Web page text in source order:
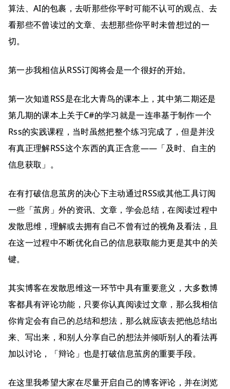
算法、AI的包裹，去听那些你平时可能不认可的观点、去
看那些不曾读过的文章、去想那些你平时未曾想过的一
切。
第一步我相信从RSS订阅将会是一个很好的开始。
第一次知道RSS是在北大青鸟的课本上，其中第二期还是
第几期的课本上关于C#的学习就是一连串基于制作一个
Rss的实践课程，当时虽然把整个练习完成了，但是并没
有真正理解RSS这个东西的真正含意——「及时、自主的
信息获取」。
在有打破信息茧房的决心下主动通过RSS或其他工具订阅
一些「茧房」外的资讯、文章，学会总结，在阅读过程中
发散思维，理解或去拥有自己不曾有过的视角及看法，且
在这一过程中不断优化自己的信息获取能力更是其中的关
键。
其实博客在发散思维这一环节中具有重要意义，大多数博
客都具有评论功能，只要你认真阅读过文章，那么我相信
你肯定会有自己的总结和想法，那么就应该去把他总结出
来、写出来，和别人分享自己的想法并倾听别人的看法再
加以讨论，「辩论」也是打破信息茧房的重要手段。
在这里我希望大家在尽量开启自己的博客评论，并在浏览